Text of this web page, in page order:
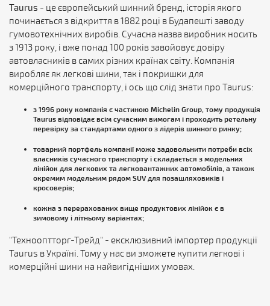
Taurus - це європейський шинний бренд, історія якого
починається з відкриття в 1882 році в Будапешті заводу
гумовотехнічних виробів. Сучасна назва виробник носить
з 1913 року, і вже понад 100 років завойовує довіру
автовласників в самих різних країнах світу. Компанія
виробляє як легкові шини, так і покришки для
комерційного транспорту, і ось що слід знати про Taurus:
з 1996 року компанія є частиною Michelin Group, тому продукція
Taurus відповідає всім сучасним вимогам і проходить ретельну
перевірку за стандартами одного з лідерів шинного ринку;
товарний портфель компанії може задовольнити потреби всіх
власників сучасного транспорту і складається з модельних
лінійок для легкових та легковантажних автомобілів, а також
окремим модельним рядом SUV для позашляховиків і
кросоверів;
кожна з перерахованих вище продуктових лінійок є в
зимовому і літньому варіантах;
"Технооптторг-Трейд" - ексклюзивний імпортер продукції
Taurus в Україні. Тому у нас ви зможете купити легкові і
комерційні шини на найвигідніших умовах.